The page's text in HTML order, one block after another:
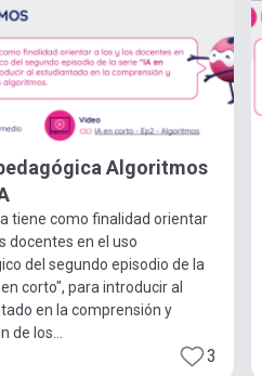
Algoritmos
tiene como finalidad orientar
docentes en el uso
del segundo episodio de la
corto", para introducir al
en la comprensión y
de los...
3